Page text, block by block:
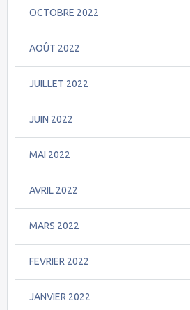
OCTOBRE 2022
AOÛT 2022
JUILLET 2022
JUIN 2022
MAI 2022
AVRIL 2022
MARS 2022
FEVRIER 2022
JANVIER 2022